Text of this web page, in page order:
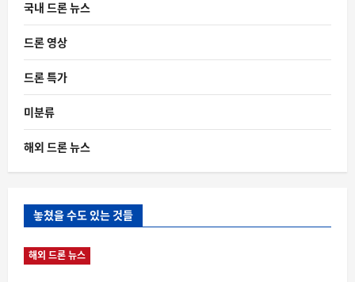
국내 드론 뉴스
드론 영상
드론 특가
미분류
해외 드론 뉴스
놓쳤을 수도 있는 것들
해외 드론 뉴스